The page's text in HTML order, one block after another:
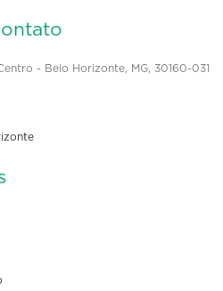
- Belo Horizonte, MG, 30160-031